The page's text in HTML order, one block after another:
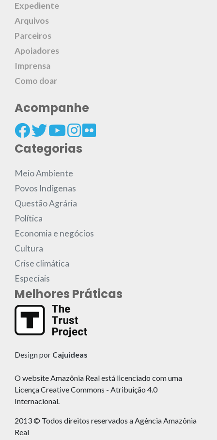
Expediente
Arquivos
Parceiros
Apoiadores
Imprensa
Como doar
Acompanhe
Categorias
Meio Ambiente
Povos Indígenas
Questão Agrária
Política
Economia e negócios
Cultura
Crise climática
Especiais
Melhores Práticas
Design por Cajuideas
O website Amazônia Real está licenciado com uma
Licença Creative Commons - Atribuição 4.0
Internacional.
2013 © Todos direitos reservados a Agência Amazônia
Real